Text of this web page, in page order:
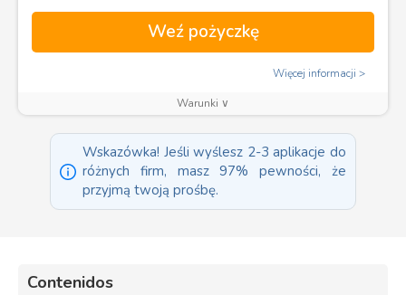
Weź pożyczkę
Więcej informacji
Warunki ∨
Wskazówka! Jeśli wyślesz 2-3 aplikacje do
różnych firm, masz 97% pewności, że
przyjmą twoją prośbę.
Contenidos